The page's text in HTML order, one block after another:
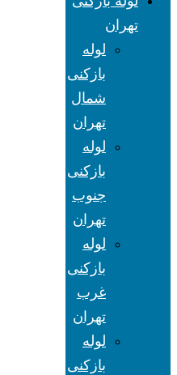
تهران
لوله
بازکنی
شمال
تهران
لوله
بازکنی
جنوب
تهران
لوله
بازکنی
غرب
تهران
لوله
بازکنی